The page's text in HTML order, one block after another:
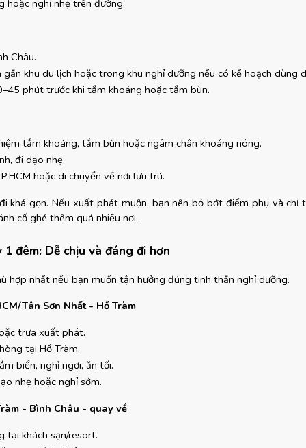
hoặc nghỉ nhẹ trên đường.
Châu.
khu du lịch hoặc trong khu nghỉ dưỡng nếu có kế hoạch dùng
phút trước khi tắm khoáng hoặc tắm bùn.
tắm khoáng, tắm bùn hoặc ngâm chân khoáng nóng.
đi dạo nhẹ.
hoặc di chuyển về nơi lưu trú.
khá gọn. Nếu xuất phát muộn, bạn nên bỏ bớt điểm phụ và chỉ
cố ghé thêm quá nhiều nơi.
1 đêm: Dễ chịu và đáng đi hơn
hợp nhất nếu bạn muốn tận hưởng đúng tinh thần nghỉ dưỡng.
Tân Sơn Nhất - Hồ Tràm
trưa xuất phát.
tại Hồ Tràm.
biển, nghỉ ngơi, ăn tối.
nhẹ hoặc nghỉ sớm.
- Bình Châu - quay về
tại khách sạn/resort.